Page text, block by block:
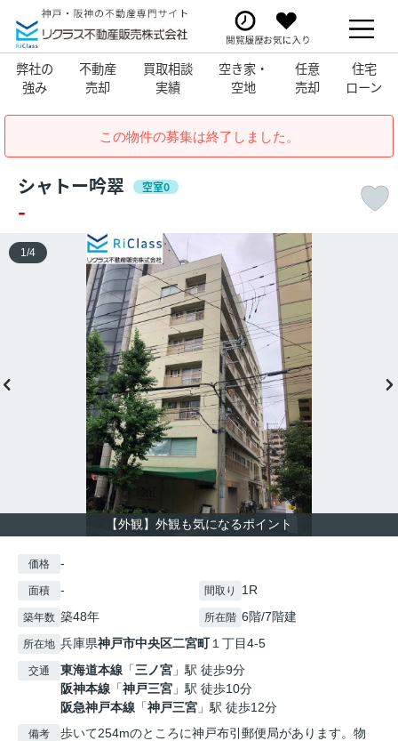
弊社の
強み
不動産
売却
買取相談
実績
空き家・
空地
任意
売却
住宅
ローン
この物件の募集は終了しました。
シャトー吟翠 空室0
-
【外観】外観も気になるポイント
1/4
価格 -
面積 - 間取り 1R
築年数 築48年 所在階 6階/7階建
所在地 兵庫県神戸市中央区二宮町１丁目4-5
交通 東海道本線 「三ノ宮 」駅 徒歩9分
阪神本線 「神戸三宮 」駅 徒歩10分
阪急神戸本線 「神戸三宮 」駅 徒歩12分
備考
歩いて254mのところに神戸布引郵便局があります。物